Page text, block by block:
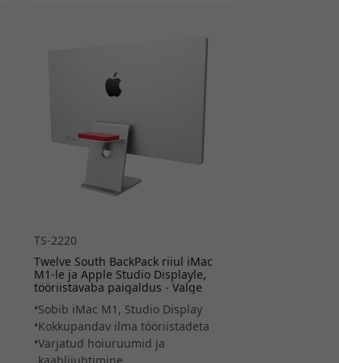
TS-2220
Twelve South BackPack riiul iMac
M1-le ja Apple Studio Displayle,
tööriistavaba paigaldus - Valge
Sobib iMac M1, Studio Display
Kokkupandav ilma tööriistadeta
Varjatud hoiuruumid ja